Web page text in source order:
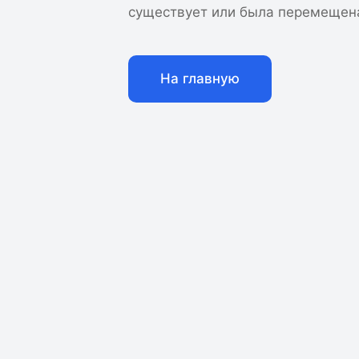
существует или была
На главную